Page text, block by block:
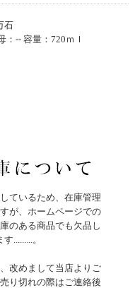
石
：-- 容量：720ｍｌ
ているため、在庫管理
が、ホームページでの
のある商品でも欠品し
.........。
改めまして当店よりご
り切れの際はご連絡後